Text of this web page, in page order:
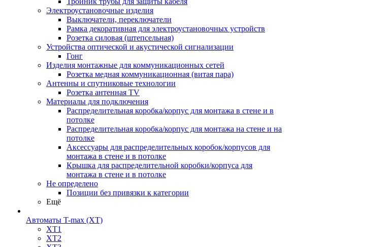
Электроустановочные изделия
Выключатели, переключатели
Рамка декоративная для электроустановочных устройств
Розетка силовая (штепсельная)
Устройства оптической и акустической сигнализации
Гонг
Изделия монтажные для коммуникационных сетей
Розетка медная коммуникационная (витая пара)
Антенны и спутниковые технологии
Розетка антенная TV
Материалы для подключения
Распределительная коробка/корпус для монтажа в стене и в
потолке
Распределительная коробка/корпус для монтажа на стене и на
потолке
Аксессуары для распределительных коробок/корпусов для
монтажа в стене и в потолке
Крышка для распределительной коробки/корпуса для
монтажа в стене и в потолке
Не определено
Позиции без привязки к категории
Ещё
Автоматы T-max (XT)
XT1
XT2